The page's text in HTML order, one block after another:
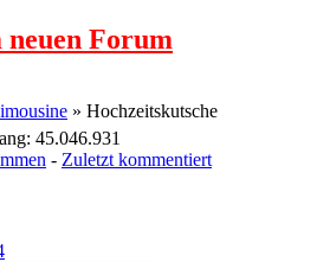
neuen Forum
» Hochzeitskutsche
45.046.931
- Zuletzt kommentiert